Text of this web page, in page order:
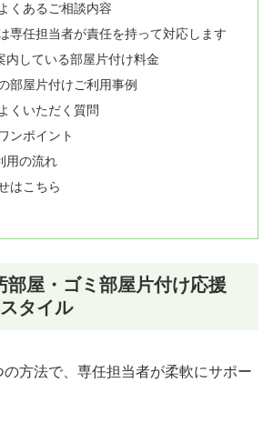
くあるご相談内容
専任担当者が責任を持って対応します
内している部屋片付け料金
部屋片付けご利用事例
くいただく質問
ンポイント
用の流れ
はこちら
部屋・ゴミ部屋片付け応援
タイル
方法で、専任担当者が柔軟にサポー